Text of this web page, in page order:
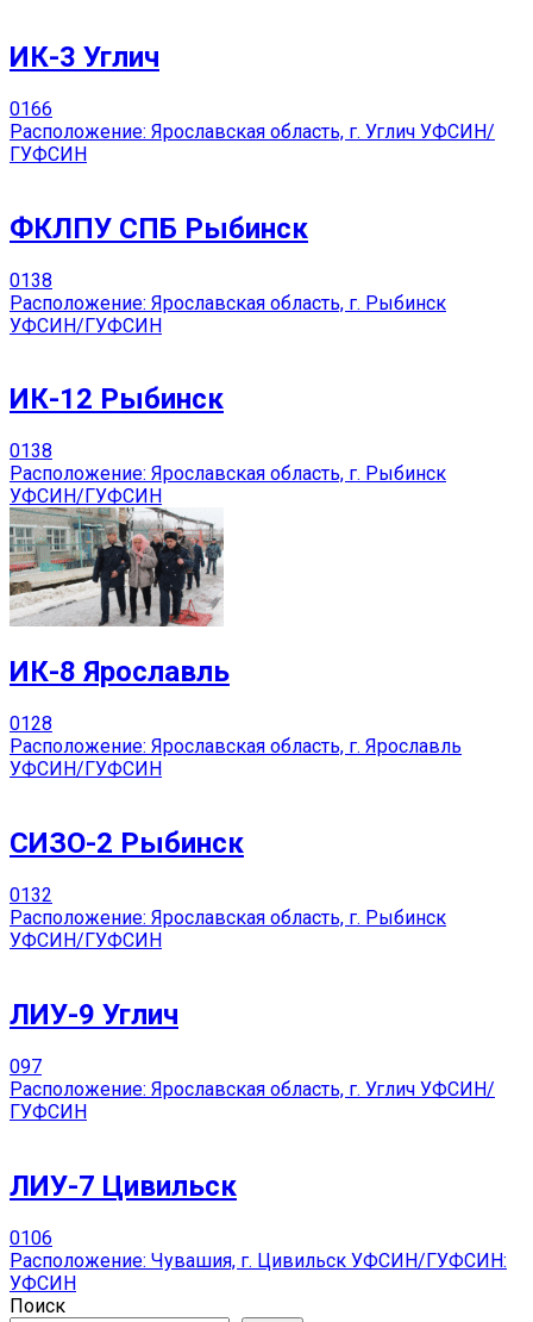
ИК-3 Углич
0166
Расположение: Ярославская область, г. Углич УФСИН/
ГУФСИН
ФКЛПУ СПБ Рыбинск
0138
Расположение: Ярославская область, г. Рыбинск
УФСИН/ГУФСИН
ИК-12 Рыбинск
0138
Расположение: Ярославская область, г. Рыбинск
УФСИН/ГУФСИН
ИК-8 Ярославль
0128
Расположение: Ярославская область, г. Ярославль
УФСИН/ГУФСИН
СИЗО-2 Рыбинск
0132
Расположение: Ярославская область, г. Рыбинск
УФСИН/ГУФСИН
ЛИУ-9 Углич
097
Расположение: Ярославская область, г. Углич УФСИН/
ГУФСИН
ЛИУ-7 Цивильск
0106
Расположение: Чувашия, г. Цивильск УФСИН/ГУФСИН:
УФСИН
Поиск